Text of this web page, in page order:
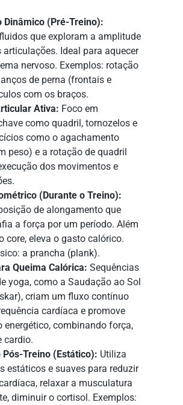
Dinâmico (Pré-Treino):
que exploram a amplitude
Ideal para aquecer
nervoso. Exemplos: rotação
de perna (frontais e
com os braços.
Ativa: Foco em
como quadril, tornozelos e
como o agachamento
peso) e a rotação de quadril
dos movimentos e
(Durante o Treino):
de alongamento que
a força por um período. Além
core, eleva o gasto calórico.
a prancha (plank).
Queima Calórica: Sequências
yoga, como a Saudação ao Sol
criam um fluxo contínuo
cardíaca e promove
energético, combinando força,
cardio.
Pós-Treino (Estático): Utiliza
estáticos e suaves para reduzir
relaxar a musculatura
diminuir o cortisol. Exemplos: